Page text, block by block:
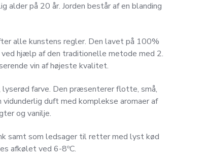
alder på 20 år. Jorden består af en blanding
alle kunstens regler. Den lavet på 100%
hjælp af den traditionelle metode med 2.
vin af højeste kvalitet.
lyserød farve. Den præsenterer flotte, små,
duft med komplekse aromaer af
og vanilje.
samt som ledsager til retter med lyst kød
afkølet ved 6-8ºC.